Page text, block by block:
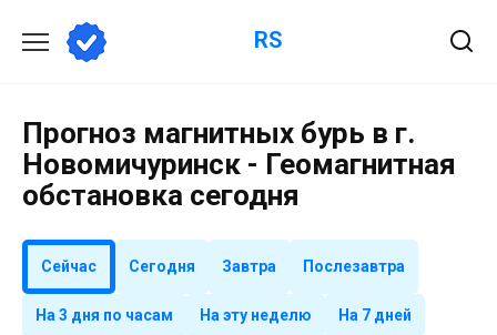
содержанию
RS
Прогноз магнитных бурь в г.
Новомичуринск - Геомагнитная
обстановка сегодня
Сейчас Сегодня Завтра Послезавтра
На 3 дня по часам На эту неделю На 7 дней